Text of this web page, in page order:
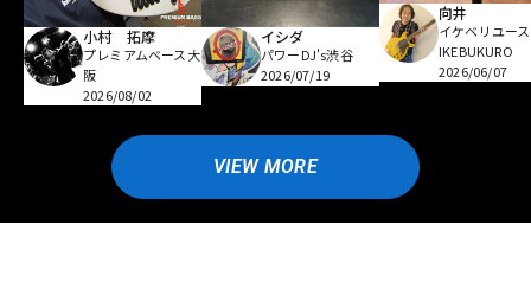
小村 拓摩
プレミアムベース大
阪
2026/08/02
イシダ
パワーDJ's渋谷
2026/07/19
向井
イケベリユース
IKEBUKURO
2026/06/07
VIEW MORE